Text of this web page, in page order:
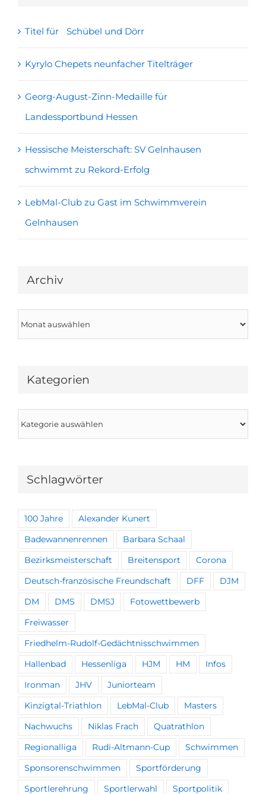
Titel für Schübel und Dörr
Kyrylo Chepets neunfacher Titelträger
Georg-August-Zinn-Medaille für
Landessportbund Hessen
Hessische Meisterschaft: SV Gelnhausen
schwimmt zu Rekord-Erfolg
LebMal-Club zu Gast im Schwimmverein
Gelnhausen
Archiv
Kategorien
Schlagwörter
100 Jahre Alexander Kunert
Badewannenrennen Barbara Schaal
Bezirksmeisterschaft Breitensport Corona
Deutsch-französische Freundschaft DFF DJM
DM DMS DMSJ Fotowettbewerb
Freiwasser
Friedhelm-Rudolf-Gedächtnisschwimmen
Hallenbad Hessenliga HJM HM Infos
Ironman JHV Juniorteam
Kinzigtal-Triathlon LebMal-Club Masters
Nachwuchs Niklas Frach Quatrathlon
Regionalliga Rudi-Altmann-Cup Schwimmen
Sponsorenschwimmen Sportförderung
Sportlerehrung Sportlerwahl Sportpolitik